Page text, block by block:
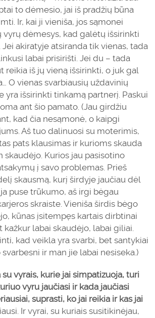
to dėmesio, jai iš pradžių būna
Ir, kai ji vieniša, jos sąmonei
vyrų dėmesys, kad galėtų išsirinkti
Jei akiratyje atsiranda tik vienas, tada
labai prisirišti. Jei du – tada
reikia iš jų vieną išsirinkti, o juk gal
O vienas svarbiausių uždavinių
yra išsirinkti tinkamą partnerį. Paskui
ant šio pamato. (Jau girdžiu
kad čia nesąmonė, o kaipgi
Aš tuo dalinuosi su moterimis,
pats klausimas ir kurioms skauda
skaudėjo. Kurios jau pasisotino
į savo problemas. Prieš
skausmą, kurį širdyje jaučiau dėl
puse trūkumo, aš irgi bėgau
skraiste. Vieniša širdis bėgo
kūnas įsitempęs kartais dirbtinai
labai skaudėjo, labai giliai.
kad veikla yra svarbi, bet santykiai
ir man jie labai nesiseka.)
vyrais, kurie jai simpatizuoja, turi
vyru jaučiasi ir kada jaučiasi
suprasti, ko jai reikia ir kas jai
Ir vyrai, su kuriais susitikinėjau,